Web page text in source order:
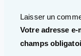
Laisser un
Votre adresse e-
champs